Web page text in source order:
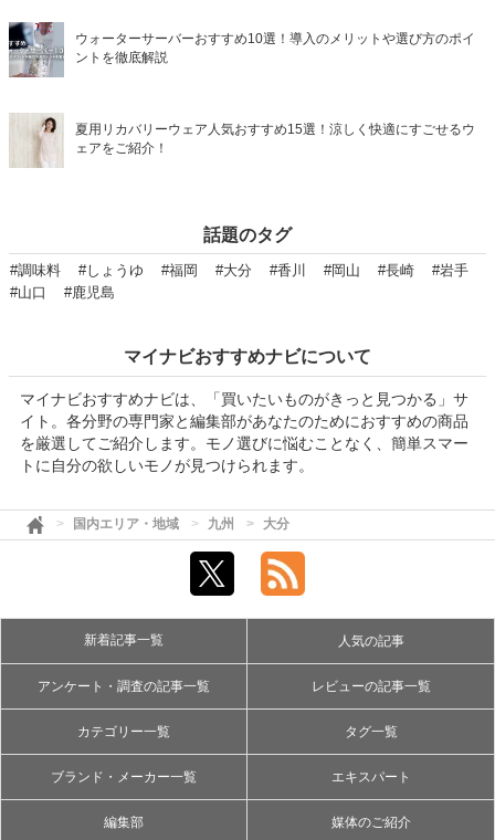
ウォーターサーバーおすすめ10選！導入のメリットや選び方のポイ
ントを徹底解説
夏用リカバリーウェア人気おすすめ15選！涼しく快適にすごせるウ
ェアをご紹介！
話題のタグ
#調味料 #しょうゆ #福岡 #大分 #香川 #岡山 #長崎
#岩手
#山口
#鹿児島
マイナビおすすめナビについて
マイナビおすすめナビは、「買いたいものがきっと見つかる」サ
イト。各分野の専門家と編集部があなたのためにおすすめの商品
を厳選してご紹介します。モノ選びに悩むことなく、簡単スマー
トに自分の欲しいモノが見つけられます。
国内エリア・地域 九州 大分
新着記事一覧 人気の記事
アンケート・調査の記事一覧 レビューの記事一覧
カテゴリー一覧 タグ一覧
ブランド・メーカー一覧 エキスパート
編集部 媒体のご紹介